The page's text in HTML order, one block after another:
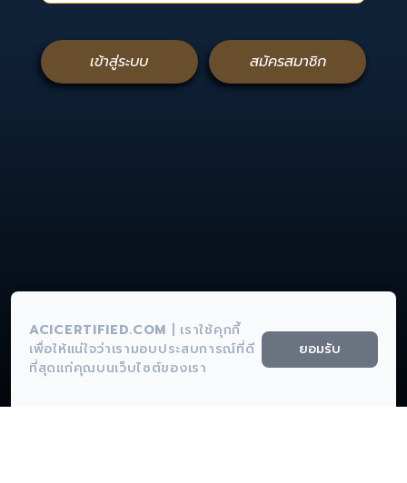
เข้าสู่ระบบ สมัครสมาชิก
ACICERTIFIED.COM
เราใช้คุกกี้
เพื่อให้แน่ใจว่าเรามอบประสบการณ์ที่ดี
ที่สุดแก่คุณบนเว็บไซต์ของเรา
ยอมรับ